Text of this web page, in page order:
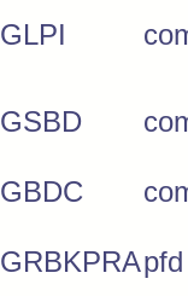
GLPI
GSBD
GBDC
GRBKPRApfd